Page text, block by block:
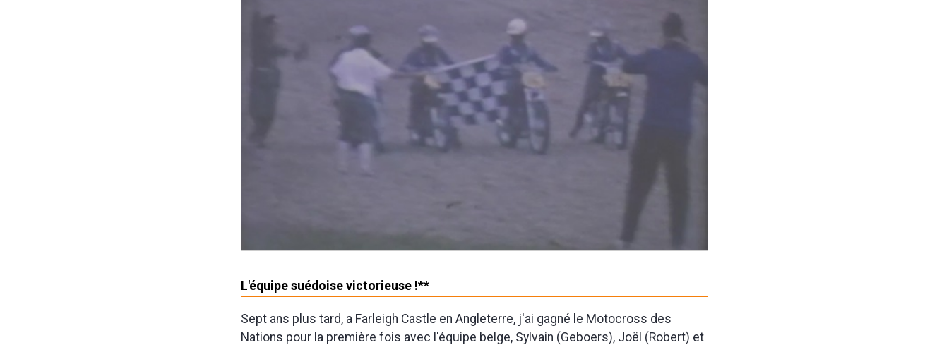
L'équipe suédoise victorieuse !**
Sept ans plus tard, a Farleigh Castle en Angleterre, j'ai gagné le Motocross des
Nations pour la première fois avec l'équipe belge, Sylvain (Geboers), Joël (Robert) et